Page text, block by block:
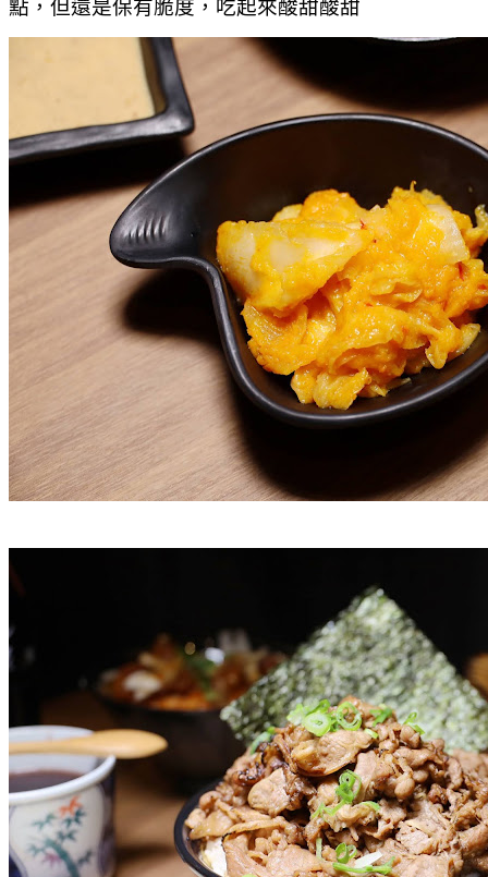
點，但還是保有脆度，吃起來酸甜酸甜